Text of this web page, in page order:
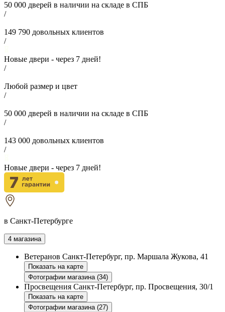
50 000 дверей в наличии на складе в СПБ
/
149 790 довольных клиентов
/
Новые двери - через 7 дней!
/
Любой размер и цвет
/
50 000 дверей в наличии на складе в СПБ
/
143 000 довольных клиентов
/
Новые двери - через 7 дней!
в Санкт-Петербурге
4 магазина
Ветеранов Санкт-Петербург, пр. Маршала Жукова, 41
Показать на карте
Фотографии магазина (34)
Просвещения Санкт-Петербург, пр. Просвещения, 30/1
Показать на карте
Фотографии магазина (27)